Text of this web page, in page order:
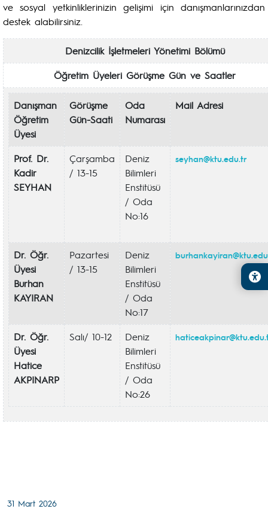
ve sosyal yetkinliklerinizin gelişimi için danışmanlarınızdan
destek alabilirsiniz.
Denizcilik İşletmeleri Yönetimi Bölümü
Öğretim Üyeleri Görüşme Gün ve Saatler
Danışman
Öğretim
Üyesi
Görüşme
Gün-Saati
Oda
Numarası
Mail Adresi
Prof. Dr.
Kadir
SEYHAN
Çarşamba
/ 13-15
Deniz
Bilimleri
Enstitüsü
/ Oda
No:16
seyhan@ktu.edu.tr
Dr. Öğr.
Üyesi
Burhan
KAYIRAN
Pazartesi
/ 13-15
Deniz
Bilimleri
Enstitüsü
/ Oda
No:17
Dr. Öğr.
Üyesi
Hatice
AKPINARP
Salı/ 10-12
Deniz
Bilimleri
Enstitüsü
/ Oda
No:26
31 Mart 2026